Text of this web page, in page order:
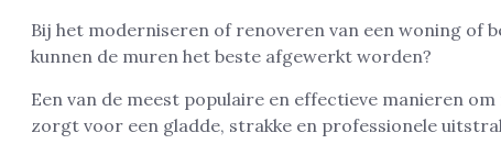
Bij het moderniseren of renoveren van een woning of
kunnen de muren het beste afgewerkt worden?
Een van de meest populaire en effectieve manieren
zorgt voor een gladde, strakke en professionele